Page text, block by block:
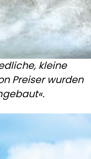
kleine
Preiser wurden